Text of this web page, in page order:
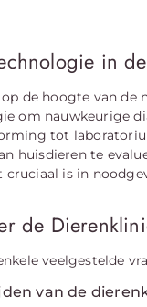
in
de hoogte van de
om nauwkeurige
tot
huisdieren te
is in
de
veelgestelde
van de